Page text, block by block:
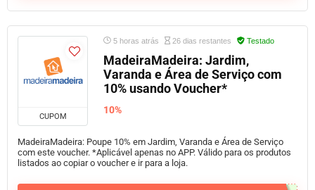
CUPOM
5 horas atrás 26 dias restantes Testado
MadeiraMadeira: Jardim,
Varanda e Área de Serviço com
10% usando Voucher*
10%
MadeiraMadeira: Poupe 10% em Jardim, Varanda e Área de Serviço
com este voucher. *Aplicável apenas no APP. Válido para os produtos
listados ao copiar o voucher e ir para a loja.